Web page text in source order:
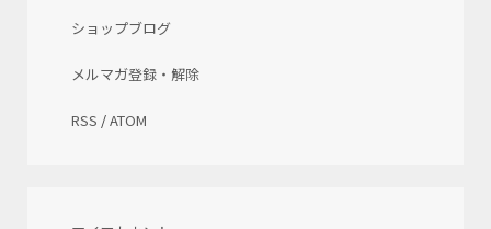
ショップブログ
メルマガ登録・解除
RSS /ATOM